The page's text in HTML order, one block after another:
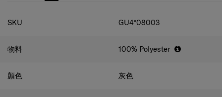
Samsonite進行了嚴格測試，根據實驗報告證實，經家用洗
家能放心地清潔抗菌隔層而無需擔心它失去抗菌效能。如果
更小心保養，我們建議用清水及一般洗衣肥皂手洗。至於多
高危工作或經常接觸高危人士等為因素考慮。
規格
SKU GU4*08003
物料 100% Polyester
顏色 灰色